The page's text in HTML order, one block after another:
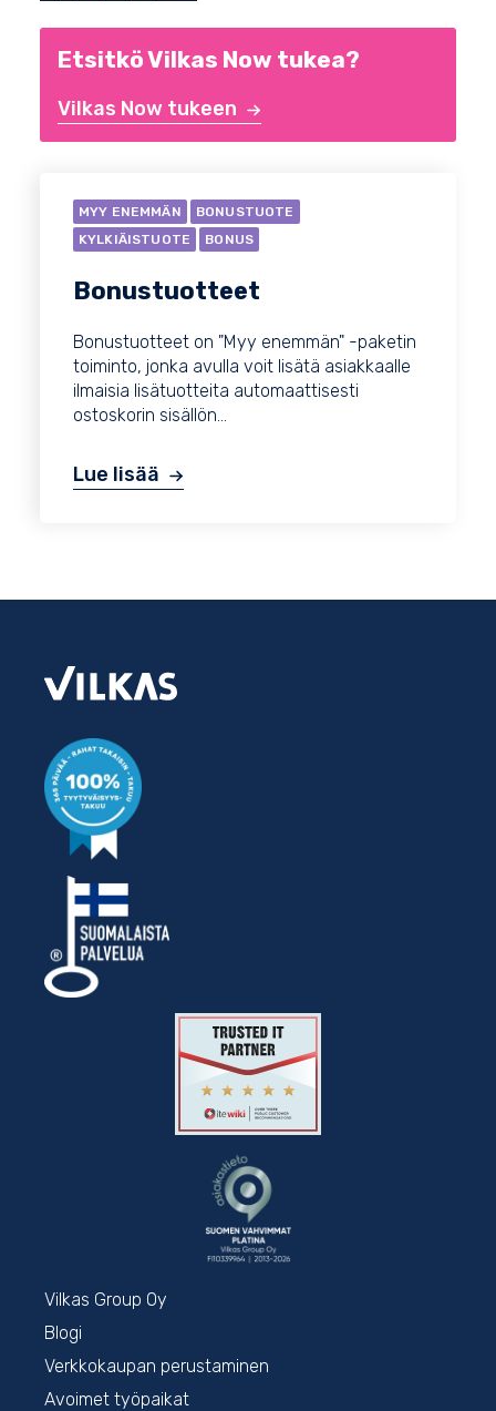
Etsitkö Vilkas Now tukea?
Vilkas Now tukeen
MYY ENEMMÄN
BONUSTUOTE
KYLKIÄISTUOTE
BONUS
Bonustuotteet
Bonustuotteet on "Myy enemmän" -paketin
toiminto, jonka avulla voit lisätä asiakkaalle
ilmaisia lisätuotteita automaattisesti
ostoskorin sisällön...
Lue lisää
Vilkas Group Oy
Blogi
Verkkokaupan perustaminen
Avoimet työpaikat